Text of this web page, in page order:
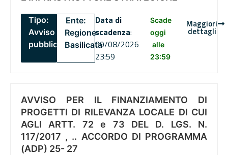
Tipo:
Avviso
pubblico
Ente:
Regione
Basilicata
Data di
scadenza:
09/08/2026
23:59
Scade
oggi
alle
23:59
Maggiori
dettagli
AVVISO PER IL FINANZIAMENTO DI
PROGETTI DI RILEVANZA LOCALE DI CUI
AGLI ARTT. 72 e 73 DEL D. LGS. N.
117/2017 , .. ACCORDO DI PROGRAMMA
(ADP) 25- 27